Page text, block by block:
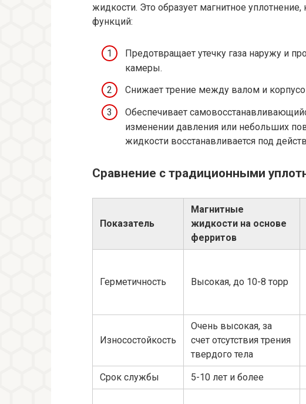
жидкости. Это образует магнитное
функций:
Предотвращает утечку газа наружу и
камеры.
Снижает трение между валом и
Обеспечивает
изменении давления или небольших
жидкости восстанавливается под
Сравнение с традиционными
Показатель
Магнитные
жидкости на основе
ферритов
Герметичность Высокая, до 10-8 торр
Износостойкость
Очень высокая, за
счет отсутствия трения
твердого тела
Срок службы 5-10 лет и более